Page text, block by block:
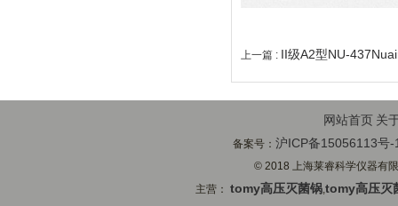
上一篇 : II级A2型NU-
网站首页 关
备案号：沪ICP备15056113号-
© 2018 上海莱睿科学仪器有
主营：tomy高压灭菌锅,tomy高压灭